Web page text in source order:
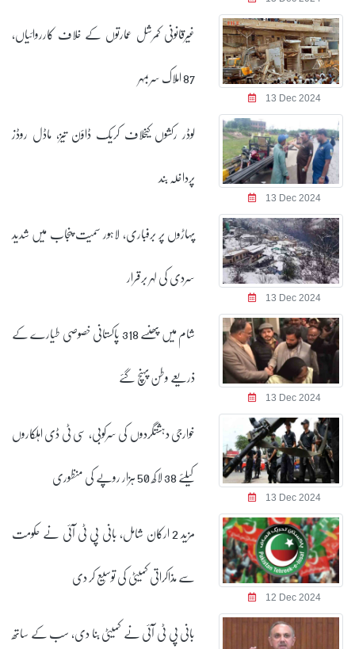
13 Dec 2024
غیرقانونی کمرشل عمارتوں کے خلاف کارروائیاں،
87 املاک سربمہر
13 Dec 2024
لوڈر رکشوں کیخلاف کریک ڈاؤن تیز، ماڈل روڈز
پرداخلہ بند
13 Dec 2024
پہاڑوں پر برفباری، لاہور سمیت پنجاب میں شدید
سردی کی لہر برقرار
13 Dec 2024
شام میں پھنسے 318 پاکستانی خصوصی طیارے کے
ذریعے وطن پہنچ گئے
13 Dec 2024
خوارجی دہشتگردوں کی سرکوبی، سی ٹی ڈی اہلکاروں
کیلئے 38 لاکھ 50 ہزار روپے کی منظوری
12 Dec 2024
مزید 2 ارکان شامل، بانی پی ٹی آئی نے حکومت
سے مذاکراتی کمیٹی کی توسیع کر دی
بانی پی ٹی آئی نے کمیٹی بنا دی، سب کے ساتھ